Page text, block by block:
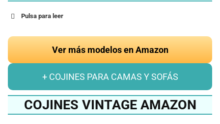
Pulsa para leer
Ver más modelos en Amazon
+ COJINES PARA CAMAS Y SOFÁS
COJINES VINTAGE AMAZON